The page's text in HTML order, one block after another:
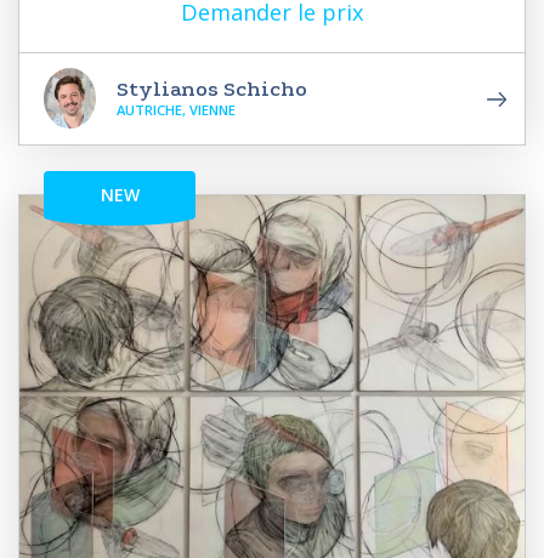
Demander le prix
Stylianos Schicho
AUTRICHE, VIENNE
NEW